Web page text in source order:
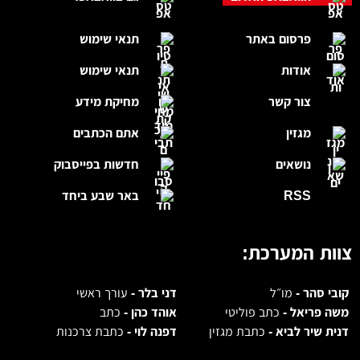
תנאי שימוש
תנאי שימוש
מחיקת מידע
אתם הכתבים
חדשות בפייסבוק
באר שבע ביחד
פרסום באתר
אודות
צור קשר
מגזין
נושאים
RSS
צוות המערכת:
קובי סהר - מו״ל דני בלר -עורך ראשי
משה פריאל - כתב פוליטי אוהד כהן -כתב
דנית שיר לביא - כתבת מגזין דפנה לוי -כתבת צרכנות